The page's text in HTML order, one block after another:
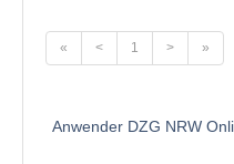
« < 1 > »
Anwender DZG NRW